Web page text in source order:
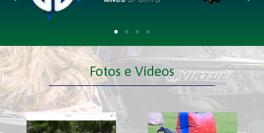
Fotos e Vídeos